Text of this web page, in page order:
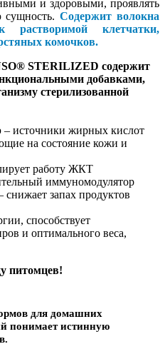
и здоровыми, проявлять
сущность.Содержит волокна
растворимой клетчатки,
комочков.
STERILIZED содержит
добавками,
стерилизованной
– источники жирных кислот
на состояние кожи и
работу ЖКТ
иммуномодулятор
снижает запах продуктов
способствует
и оптимального веса,
питомцев!
для домашних
понимает истинную